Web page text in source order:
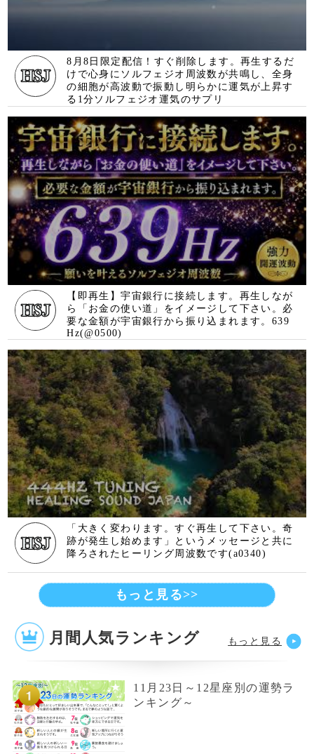
跡が発生し始めます」というメッセージと共に
降ろされたヒーリング周波数です(a0340)
もっと見る>>
月間人気ランキング もっと見る
11月23日～12星座別の運勢ラ
ンキング～
【7月20日～7月26日】今週の
星占い
【7月13日～7月19日】今週の
星占い
【7月27日～8月2日】今週の
星占い
【新着】当たる無料占い記事
【8月3日～8月9日】今週の星
占い
【2026年8月】今月の星占い
【2026年8月】ミシェル・メ
イ・美菜子先生の今月の12星
【7月20日～7月26日】今週の
星占い